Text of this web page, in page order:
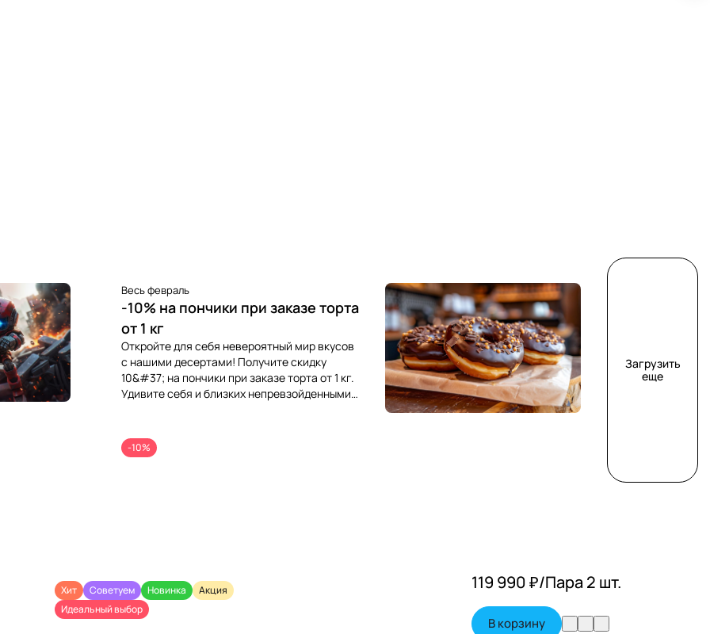
Весь февраль
-10% на пончики при заказе торта
от 1 кг
Откройте для себя невероятный мир вкусов
с нашими десертами! Получите скидку
10&#37; на пончики при заказе торта от 1 кг.
Удивите себя и близких непревзойденными
-10%
Загрузить
еще
Хит Советуем Новинка
Акция
Идеальный выбор
119 990 ₽/Пара 2 шт.
В корзину